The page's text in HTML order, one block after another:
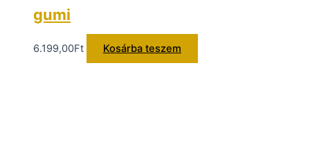
gumi
6.199,00Ft Kosárba teszem